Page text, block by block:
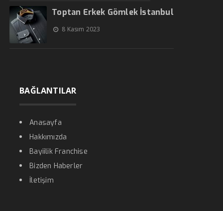
Toptan Erkek Gömlek İstanbul
8 Kasım 2023
BAĞLANTILAR
Anasayfa
Hakkımızda
Bayiilik Franchise
Bizden Haberler
İletişim